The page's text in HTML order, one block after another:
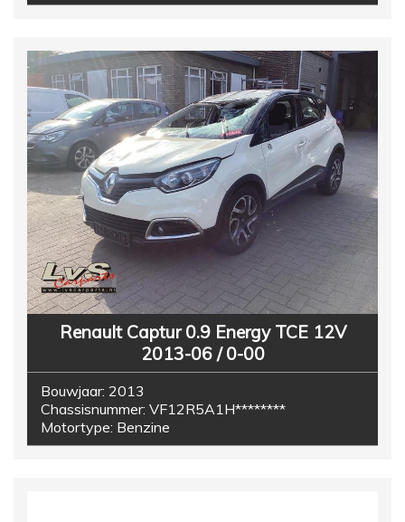
Renault Captur 0.9 Energy TCE 12V
2013-06 / 0-00
Bouwjaar: 2013
Chassisnummer: VF12R5A1H********
Motortype: Benzine